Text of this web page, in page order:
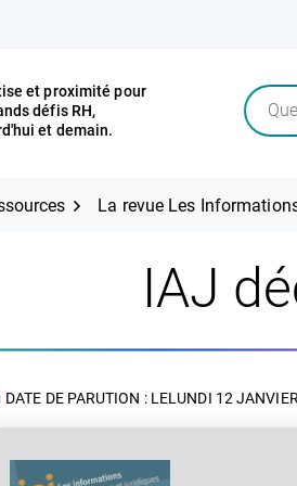
et proximité pour
défis RH,
et demain.
pour
La revue Les
IAJ
DATE DE PARUTION : LELUNDI 12